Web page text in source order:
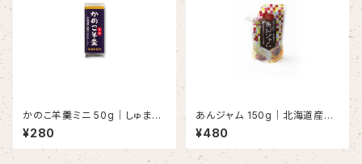
かのこ羊羹ミニ 50g｜しゅまり
小豆のこしあん×かのこ豆の贅
沢ようかん
¥280
あんジャム 150g｜北海道産し
ゅまり小豆・無添加あんこスプレ
ッド・パンやおやつに
¥480